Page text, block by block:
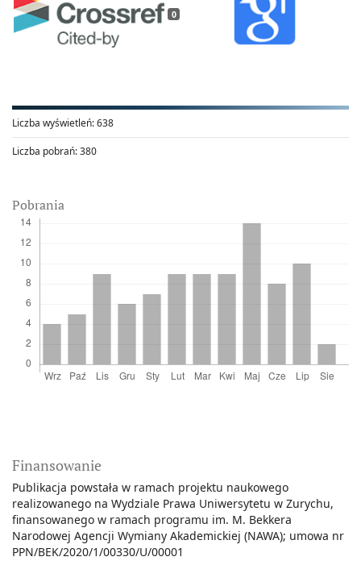
0
Liczba wyświetleń:638
Liczba pobrań:380
Pobrania
Finansowanie
Publikacja powstała w ramach projektu naukowego
realizowanego na Wydziale Prawa Uniwersytetu w Zurychu,
finansowanego w ramach programu im. M. Bekkera
Narodowej Agencji Wymiany Akademickiej (NAWA); umowa nr
PPN/BEK/2020/1/00330/U/00001